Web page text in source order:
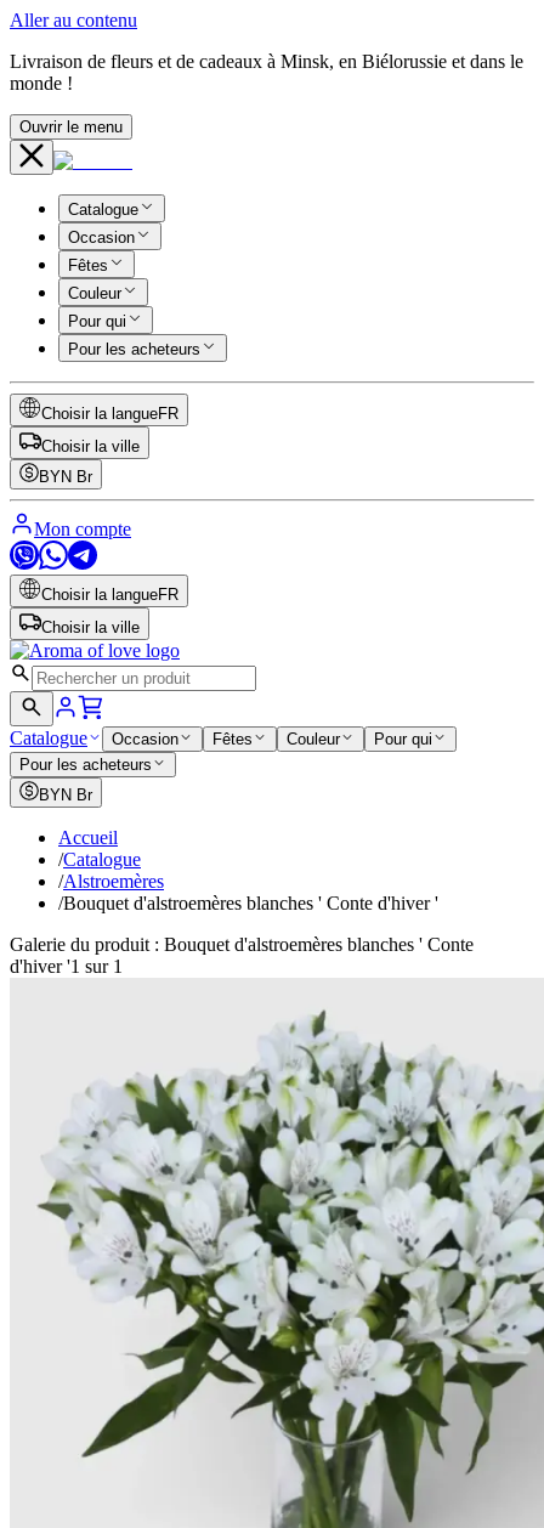
Aller au contenu
Livraison de fleurs et de cadeaux à Minsk, en Biélorussie et dans le
monde !
Ouvrir le menu
Catalogue
Occasion
Fêtes
Couleur
Pour qui
Pour les acheteurs
Choisir la langueFR
Choisir la ville
BYN Br
Mon compte
Choisir la langueFR
Choisir la ville
Catalogue Occasion Fêtes Couleur
Pour qui
Pour les acheteurs
BYN Br
Accueil
/Catalogue
/Alstroemères
/Bouquet d'alstroemères blanches ' Conte d'hiver '
Galerie du produit : Bouquet d'alstroemères blanches ' Conte
d'hiver '1 sur 1